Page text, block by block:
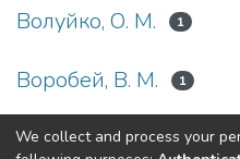
Волуйко, О. М. 1
Воробей, В. М. 1
« 1(current)
2 3
We collect and process your